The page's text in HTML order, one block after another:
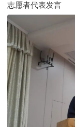
志愿者代表发言